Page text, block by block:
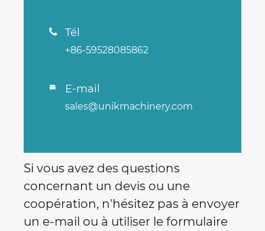
 Tél
+86-59528085862
 E-mail
sales@unikmachinery.com
Si vous avez des questions
concernant un devis ou une
coopération, n'hésitez pas à envoyer
un e-mail ou à utiliser le formulaire